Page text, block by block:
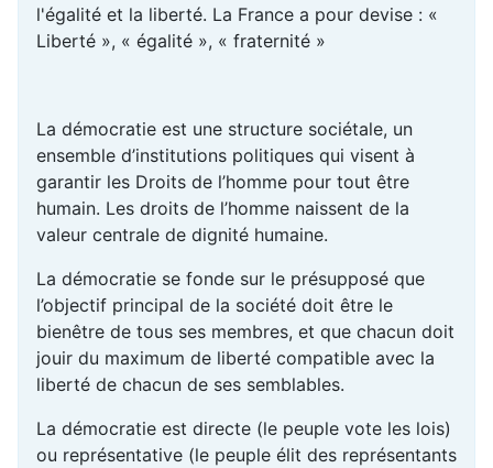
l'égalité et la liberté. La France a pour devise : «
Liberté », « égalité », « fraternité »
La démocratie est une structure sociétale, un
ensemble d’institutions politiques qui visent à
garantir les Droits de l’homme pour tout être
humain. Les droits de l’homme naissent de la
valeur centrale de dignité humaine.
La démocratie se fonde sur le présupposé que
l’objectif principal de la société doit être le
bienêtre de tous ses membres, et que chacun doit
jouir du maximum de liberté compatible avec la
liberté de chacun de ses semblables.
La démocratie est directe (le peuple vote les lois)
ou représentative (le peuple élit des représentants